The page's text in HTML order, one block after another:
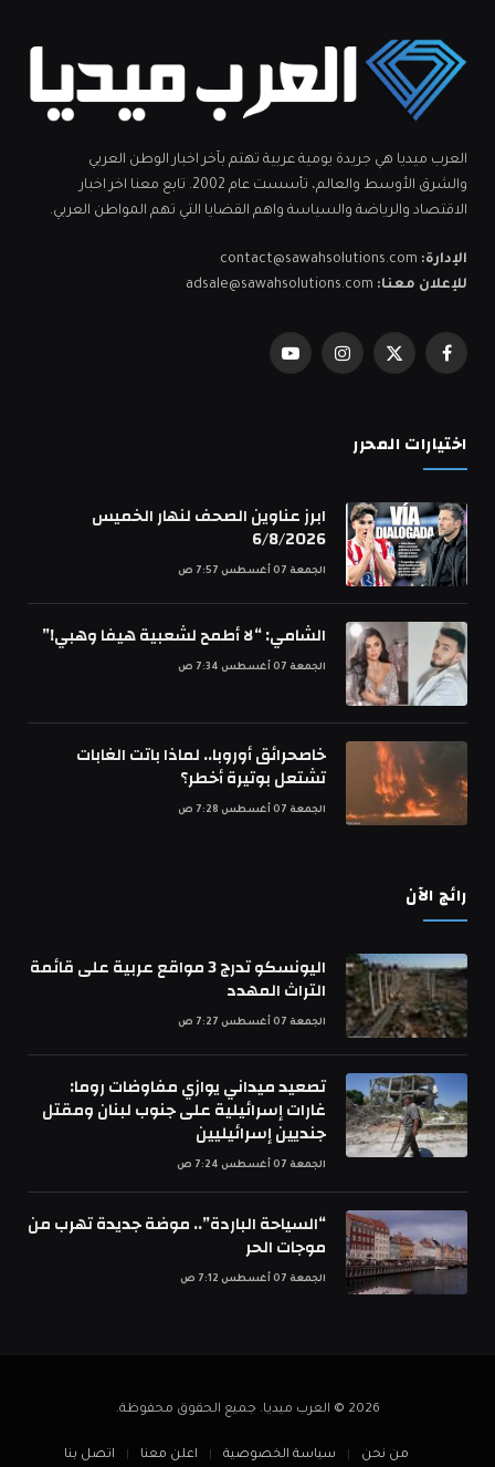
العرب ميديا هي جريدة يومية عربية تهتم بآخر اخبار الوطن العربي
والشرق الأوسط والعالم، تأسست عام 2002. تابع معنا اخر اخبار
الاقتصاد والرياضة والسياسة واهم القضايا التي تهم المواطن العربي.
الإدارة: contact@sawahsolutions.com
للإعلان معنا: adsale@sawahsolutions.com
فيسبوكX
الانستغراميوتيوب
اختيارات المحرر
ابرز عناوين الصحف لنهار الخميس
6/8/2026
الجمعة 07 أغسطس 7:57 ص
الشامي: “لا أطمح لشعبية هيفا وهبي!”
الجمعة 07 أغسطس 7:34 ص
خاصحرائق أوروبا.. لماذا باتت الغابات
تشتعل بوتيرة أخطر؟
الجمعة 07 أغسطس 7:28 ص
رائج الآن
اليونسكو تدرج 3 مواقع عربية على قائمة
التراث المهدد
الجمعة 07 أغسطس 7:27 ص
تصعيد ميداني يوازي مفاوضات روما:
غارات إسرائيلية على جنوب لبنان ومقتل
جنديين إسرائيليين
الجمعة 07 أغسطس 7:24 ص
“السياحة الباردة”.. موضة جديدة تهرب من
موجات الحر
الجمعة 07 أغسطس 7:12 ص
2026 © العرب ميديا. جميع الحقوق محفوظة.
من نحن سياسة الخصوصية اعلن معنا اتصل بنا